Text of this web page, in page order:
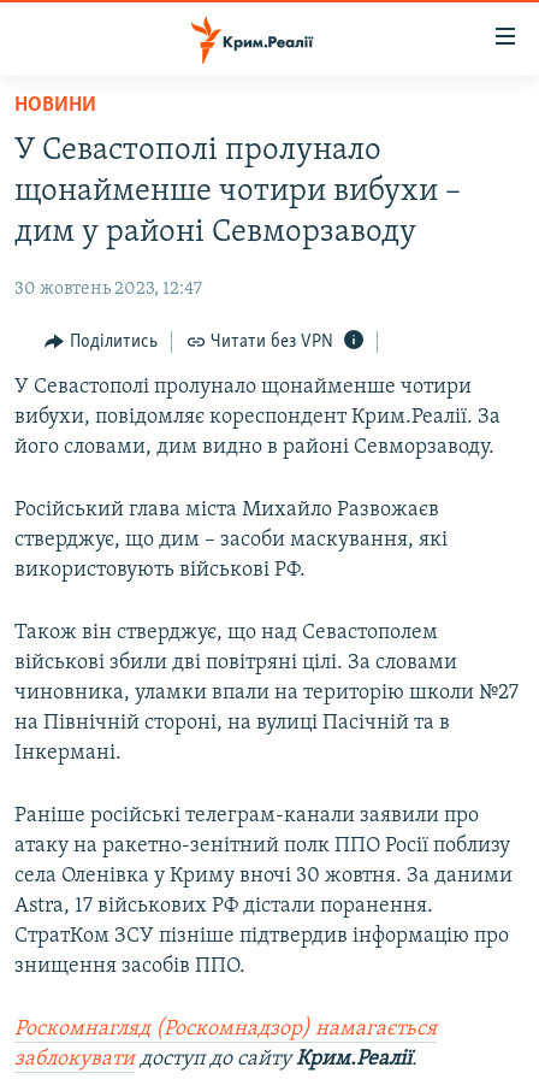
Перейти
основного
матеріалу
до
основної
Перейти
пошуку
ВІДЕО ТА ФОТО
БЛОГИ
ПОГЛЯД
ІНТЕРВ'Ю
ВСЕ ЗА ДЕНЬ
ДЕПОРТАЦІЯ
ВІДЕОУРОКИ «ELIFBE»
УКРАЇНСЬКА ПРОБЛЕМА КРИМУ
ІНФОГРАФІКА
ЯК ОБІЙТИ БЛОКУВАННЯ
Русский
Qırımtatar
ДОЛУЧАЙСЯ!
Усі сайти RFE/RL
НОВИНИ
У Севастополі пролунало
щонайменше чотири вибухи –
дим у районі Севморзаводу
30 жовтень 2023, 12:47
Поділитись Читати без VPN
У Севастополі пролунало щонайменше чотири
вибухи, повідомляє кореспондент Крим.Реалії. За
його словами, дим видно в районі Севморзаводу.
Російський глава міста Михайло Развожаєв
стверджує, що дим – засоби маскування, які
використовують військові РФ.
Також він стверджує, що над Севастополем
військові збили дві повітряні цілі. За словами
чиновника, уламки впали на територію школи №27
на Північній стороні, на вулиці Пасічній та в
Інкермані.
Раніше російські телеграм-канали заявили про
атаку на ракетно-зенітний полк ППО Росії поблизу
села Оленівка у Криму вночі 30 жовтня. За даними
Astra, 17 військових РФ дістали поранення.
СтратКом ЗСУ пізніше підтвердив інформацію про
знищення засобів ППО.
Роскомнагляд (Роскомнадзор) намагається
заблокуватидоступ до сайтуКрим.Реалії.